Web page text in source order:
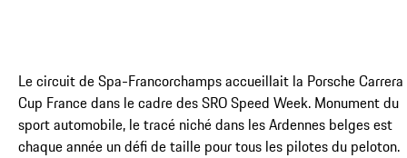
Le circuit de Spa-Francorchamps accueillait la Porsche Carrera
Cup France dans le cadre des SRO Speed Week. Monument du
sport automobile, le tracé niché dans les Ardennes belges est
chaque année un défi de taille pour tous les pilotes du peloton.